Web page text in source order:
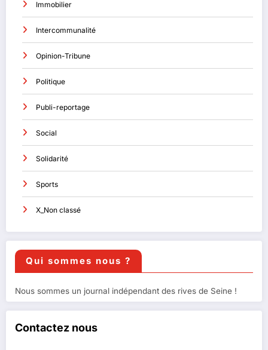
Immobilier
Intercommunalité
Opinion-Tribune
Politique
Publi-reportage
Social
Solidarité
Sports
X_Non classé
Qui sommes nous ?
Nous sommes un journal indépendant des rives de Seine !
Contactez nous